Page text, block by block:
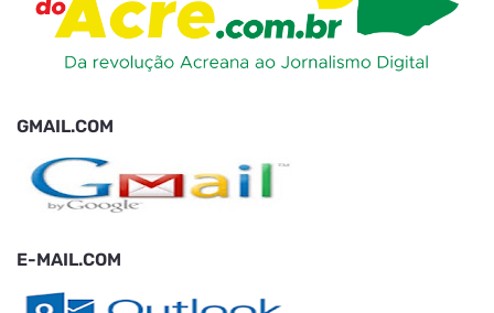
GMAIL.COM
E-MAIL.COM